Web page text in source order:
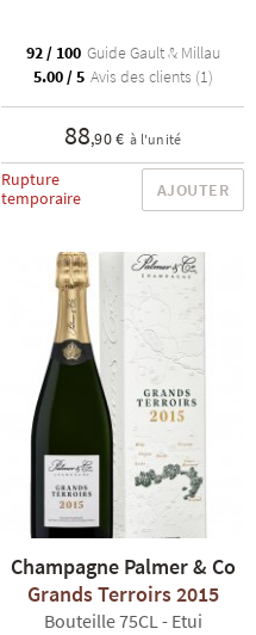
92 / 100 Guide Gault & Millau
5.00 / 5 Avis des clients (1)
88,90 € à l'unité
Rupture
temporaire
AJOUTER
Champagne Palmer & Co
Grands Terroirs 2015
Bouteille 75CL - Etui